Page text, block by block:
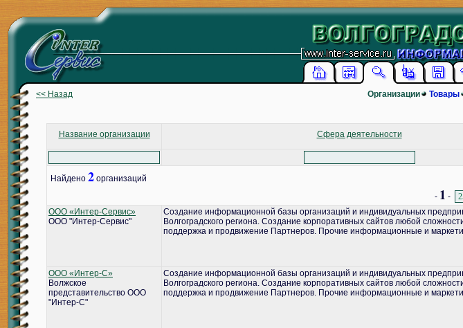
<< Назад Организации Товары
Название организации Сфера деятельности
Найдено 2 организаций
- 1 -
ООО «Интер-Сервис»
ООО "Интер-Сервис"
Создание информационной базы организаций и индивидуальных
Волгоградского региона. Создание корпоративных сайтов любой
поддержка и продвижение Партнеров. Прочие информационные и
ООО «Интер-С»
Волжское
представительство ООО
"Интер-С"
Создание информационной базы организаций и индивидуальных
Волгоградского региона. Создание корпоративных сайтов любой
поддержка и продвижение Партнеров. Прочие информационные и